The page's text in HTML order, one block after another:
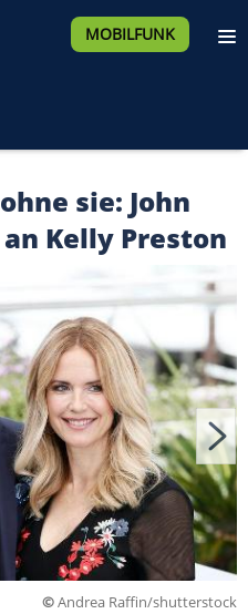
MOBILFUNK
sie: John
Kelly Preston
©Andrea Raffin/shutterstock